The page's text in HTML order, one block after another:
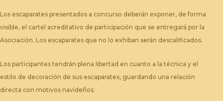
Los escaparates presentados a concurso deberán exponer, de forma
visible, el cartel acreditativo de participación que se entregará por la
Asociación. Los escaparates que no lo exhiban serán descalificados.
Los participantes tendrán plena libertad en cuanto a la técnica y el
estilo de decoración de sus escaparates, guardando una relación
directa con motivos navideños.